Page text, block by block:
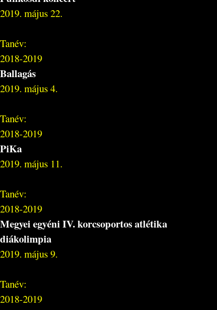
2019. május 22.
Tanév:
2018-2019
Ballagás
2019. május 4.
Tanév:
2018-2019
PiKa
2019. május 11.
Tanév:
2018-2019
Megyei egyéni IV. korcsoportos atlétika
diákolimpia
2019. május 9.
Tanév:
2018-2019